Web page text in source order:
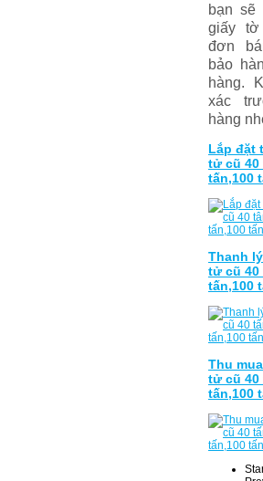
bạn sẽ
giấy tờ
đơn
bảo
hàng.
xác tr
hàng
Lắp đặt
tử cũ 40
tấn,100
Thanh
tử cũ 40
tấn,100
Thu
tử cũ 40
tấn,100